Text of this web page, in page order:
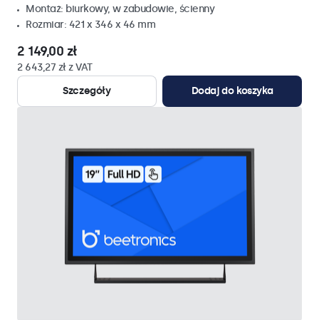
Montaż: biurkowy, w zabudowie, ścienny
Rozmiar: 421 x 346 x 46 mm
2 149,00 zł
2 643,27 zł z VAT
Szczegóły
Dodaj do koszyka